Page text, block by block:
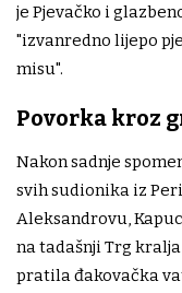
je Pjevačko i
"izvanredno lijepo
misu".
Povorka kroz
Nakon sadnje
svih sudionika iz
Aleksandrovu,
na tadašnji Trg
pratila đakovačka